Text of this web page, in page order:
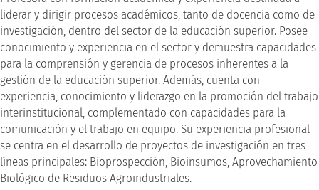
liderar y dirigir procesos académicos, tanto de docencia como de
investigación, dentro del sector de la educación superior. Posee
conocimiento y experiencia en el sector y demuestra capacidades
para la comprensión y gerencia de procesos inherentes a la
gestión de la educación superior. Además, cuenta con
experiencia, conocimiento y liderazgo en la promoción del trabajo
interinstitucional, complementado con capacidades para la
comunicación y el trabajo en equipo. Su experiencia profesional
se centra en el desarrollo de proyectos de investigación en tres
líneas principales: Bioprospección, Bioinsumos, Aprovechamiento
Biológico de Residuos Agroindustriales.